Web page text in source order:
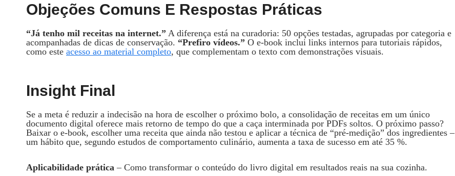
Objeções Comuns E Respostas Práticas
“Já tenho mil receitas na internet.” A diferença está na curadoria: 50 opções testadas, agrupadas por categoria e
acompanhadas de dicas de conservação. “Prefiro vídeos.” O e‑book inclui links internos para tutoriais rápidos,
como este acesso ao material completo, que complementam o texto com demonstrações visuais.
Insight Final
Se a meta é reduzir a indecisão na hora de escolher o próximo bolo, a consolidação de receitas em um único
documento digital oferece mais retorno de tempo do que a caça interminada por PDFs soltos. O próximo passo?
Baixar o e‑book, escolher uma receita que ainda não testou e aplicar a técnica de “pré‑medição” dos ingredientes –
um hábito que, segundo estudos de comportamento culinário, aumenta a taxa de sucesso em até 35 %.
Aplicabilidade prática – Como transformar o conteúdo do livro digital em resultados reais na sua cozinha.